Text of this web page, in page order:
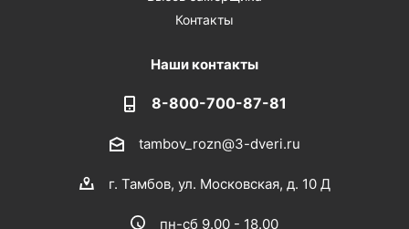
Контакты
Наши контакты
8-800-700-87-81
tambov_rozn@3-dveri.ru
г. Тамбов, ул. Московская, д. 10 Д
пн-сб 9.00 - 18.00